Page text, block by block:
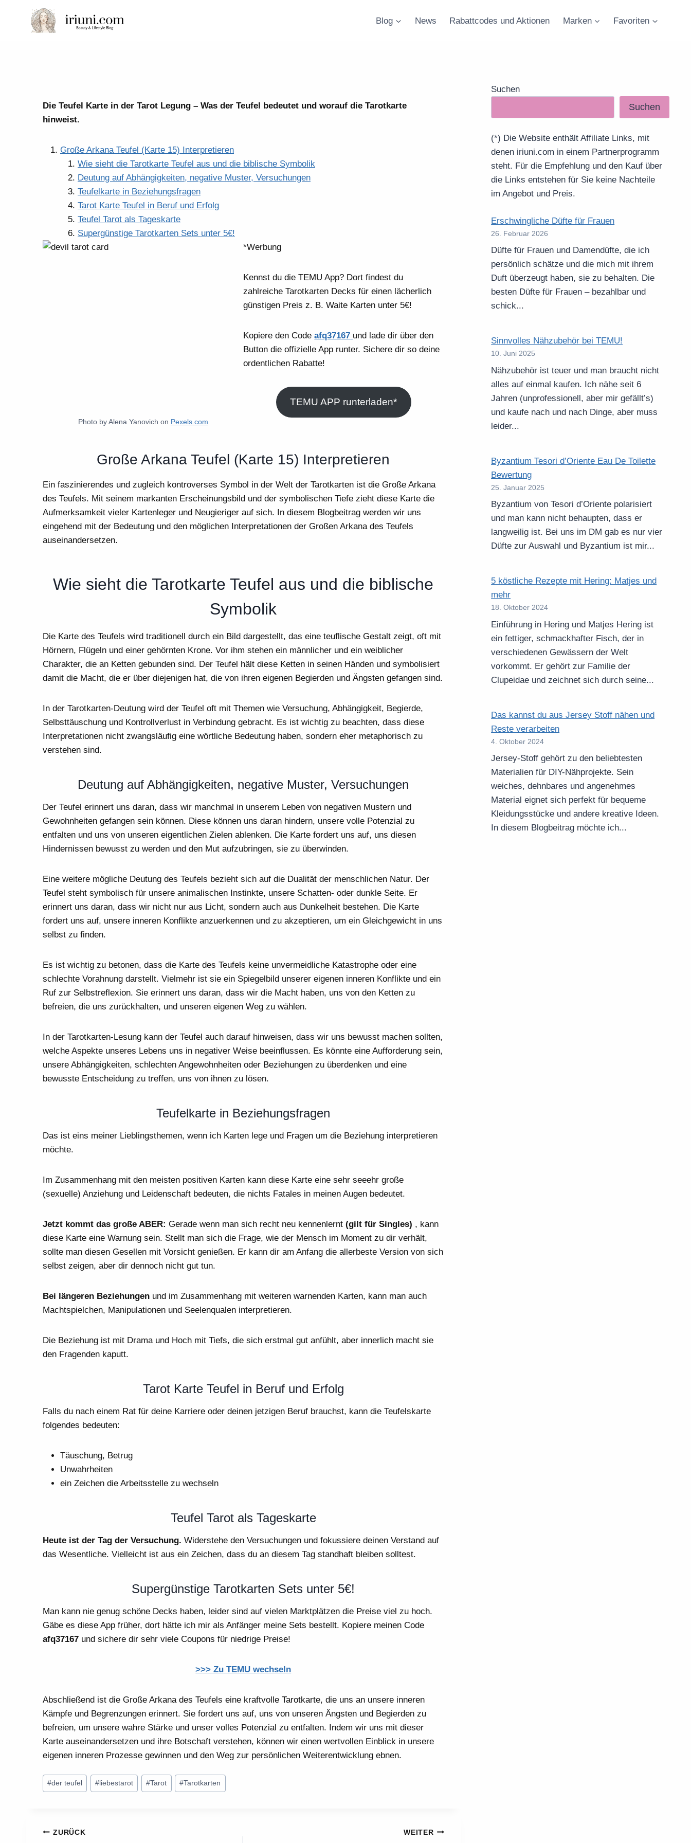
springen
Blog News Rabattcodes und Aktionen Marken Favoriten
Die Teufel Karte in der Tarot Legung – Was der Teufel bedeutet und worauf die Tarotkarte
hinweist.
Große Arkana Teufel (Karte 15) Interpretieren
Wie sieht die Tarotkarte Teufel aus und die biblische Symbolik
Deutung auf Abhängigkeiten, negative Muster, Versuchungen
Teufelkarte in Beziehungsfragen
Tarot Karte Teufel in Beruf und Erfolg
Teufel Tarot als Tageskarte
Supergünstige Tarotkarten Sets unter 5€!
Photo by Alena Yanovich on Pexels.com
*Werbung
Kennst du die TEMU App? Dort findest du
zahlreiche Tarotkarten Decks für einen lächerlich
günstigen Preis z. B. Waite Karten unter 5€!
Kopiere den Codeafq37167 und lade dir über den
Button die offizielle App runter. Sichere dir so deine
ordentlichen Rabatte!
TEMU APP runterladen*
Große Arkana Teufel (Karte 15) Interpretieren
Ein faszinierendes und zugleich kontroverses Symbol in der Welt der Tarotkarten ist die Große Arkana
des Teufels. Mit seinem markanten Erscheinungsbild und der symbolischen Tiefe zieht diese Karte die
Aufmerksamkeit vieler Kartenleger und Neugieriger auf sich. In diesem Blogbeitrag werden wir uns
eingehend mit der Bedeutung und den möglichen Interpretationen der Großen Arkana des Teufels
auseinandersetzen.
Wie sieht die Tarotkarte Teufel aus und die biblische
Symbolik
Die Karte des Teufels wird traditionell durch ein Bild dargestellt, das eine teuflische Gestalt zeigt, oft mit
Hörnern, Flügeln und einer gehörnten Krone. Vor ihm stehen ein männlicher und ein weiblicher
Charakter, die an Ketten gebunden sind. Der Teufel hält diese Ketten in seinen Händen und symbolisiert
damit die Macht, die er über diejenigen hat, die von ihren eigenen Begierden und Ängsten gefangen sind.
In der Tarotkarten-Deutung wird der Teufel oft mit Themen wie Versuchung, Abhängigkeit, Begierde,
Selbsttäuschung und Kontrollverlust in Verbindung gebracht. Es ist wichtig zu beachten, dass diese
Interpretationen nicht zwangsläufig eine wörtliche Bedeutung haben, sondern eher metaphorisch zu
verstehen sind.
Deutung auf Abhängigkeiten, negative Muster, Versuchungen
Der Teufel erinnert uns daran, dass wir manchmal in unserem Leben von negativen Mustern und
Gewohnheiten gefangen sein können. Diese können uns daran hindern, unsere volle Potenzial zu
entfalten und uns von unseren eigentlichen Zielen ablenken. Die Karte fordert uns auf, uns diesen
Hindernissen bewusst zu werden und den Mut aufzubringen, sie zu überwinden.
Eine weitere mögliche Deutung des Teufels bezieht sich auf die Dualität der menschlichen Natur. Der
Teufel steht symbolisch für unsere animalischen Instinkte, unsere Schatten- oder dunkle Seite. Er
erinnert uns daran, dass wir nicht nur aus Licht, sondern auch aus Dunkelheit bestehen. Die Karte
fordert uns auf, unsere inneren Konflikte anzuerkennen und zu akzeptieren, um ein Gleichgewicht in uns
selbst zu finden.
Es ist wichtig zu betonen, dass die Karte des Teufels keine unvermeidliche Katastrophe oder eine
schlechte Vorahnung darstellt. Vielmehr ist sie ein Spiegelbild unserer eigenen inneren Konflikte und ein
Ruf zur Selbstreflexion. Sie erinnert uns daran, dass wir die Macht haben, uns von den Ketten zu
befreien, die uns zurückhalten, und unseren eigenen Weg zu wählen.
In der Tarotkarten-Lesung kann der Teufel auch darauf hinweisen, dass wir uns bewusst machen sollten,
welche Aspekte unseres Lebens uns in negativer Weise beeinflussen. Es könnte eine Aufforderung sein,
unsere Abhängigkeiten, schlechten Angewohnheiten oder Beziehungen zu überdenken und eine
bewusste Entscheidung zu treffen, uns von ihnen zu lösen.
Teufelkarte in Beziehungsfragen
Das ist eins meiner Lieblingsthemen, wenn ich Karten lege und Fragen um die Beziehung interpretieren
möchte.
Im Zusammenhang mit den meisten positiven Karten kann diese Karte eine sehr seeehr große
(sexuelle) Anziehung und Leidenschaft bedeuten, die nichts Fatales in meinen Augen bedeutet.
Jetzt kommt das große ABER: Gerade wenn man sich recht neu kennenlernt (gilt für Singles) , kann
diese Karte eine Warnung sein. Stellt man sich die Frage, wie der Mensch im Moment zu dir verhält,
sollte man diesen Gesellen mit Vorsicht genießen. Er kann dir am Anfang die allerbeste Version von sich
selbst zeigen, aber dir dennoch nicht gut tun.
Bei längeren Beziehungen und im Zusammenhang mit weiteren warnenden Karten, kann man auch
Machtspielchen, Manipulationen und Seelenqualen interpretieren.
Die Beziehung ist mit Drama und Hoch mit Tiefs, die sich erstmal gut anfühlt, aber innerlich macht sie
den Fragenden kaputt.
Tarot Karte Teufel in Beruf und Erfolg
Falls du nach einem Rat für deine Karriere oder deinen jetzigen Beruf brauchst, kann die Teufelskarte
folgendes bedeuten:
Täuschung, Betrug
Unwahrheiten
ein Zeichen die Arbeitsstelle zu wechseln
Teufel Tarot als Tageskarte
Heute ist der Tag der Versuchung. Widerstehe den Versuchungen und fokussiere deinen Verstand auf
das Wesentliche. Vielleicht ist aus ein Zeichen, dass du an diesem Tag standhaft bleiben solltest.
Supergünstige Tarotkarten Sets unter 5€!
Man kann nie genug schöne Decks haben, leider sind auf vielen Marktplätzen die Preise viel zu hoch.
Gäbe es diese App früher, dort hätte ich mir als Anfänger meine Sets bestellt. Kopiere meinen Code
afq37167 und sichere dir sehr viele Coupons für niedrige Preise!
>>> Zu TEMU wechseln
Abschließend ist die Große Arkana des Teufels eine kraftvolle Tarotkarte, die uns an unsere inneren
Kämpfe und Begrenzungen erinnert. Sie fordert uns auf, uns von unseren Ängsten und Begierden zu
befreien, um unsere wahre Stärke und unser volles Potenzial zu entfalten. Indem wir uns mit dieser
Karte auseinandersetzen und ihre Botschaft verstehen, können wir einen wertvollen Einblick in unsere
eigenen inneren Prozesse gewinnen und den Weg zur persönlichen Weiterentwicklung ebnen.
Schlagworte:
#der teufel # liebestarot #Tarot #Tarotkarten
Beitragsnavigation
ZURÜCK WEITER
Suchen
Suchen
(*) Die Website enthält Affiliate Links, mit
denen iriuni.com in einem Partnerprogramm
steht. Für die Empfehlung und den Kauf über
die Links entstehen für Sie keine Nachteile
im Angebot und Preis.
Erschwingliche Düfte für Frauen
26. Februar 2026
Düfte für Frauen und Damendüfte, die ich
persönlich schätze und die mich mit ihrem
Duft überzeugt haben, sie zu behalten. Die
besten Düfte für Frauen – bezahlbar und
schick...
Sinnvolles Nähzubehör bei TEMU!
10. Juni 2025
Nähzubehör ist teuer und man braucht nicht
alles auf einmal kaufen. Ich nähe seit 6
Jahren (unprofessionell, aber mir gefällt’s)
und kaufe nach und nach Dinge, aber muss
leider...
Byzantium Tesori d’Oriente Eau De Toilette
Bewertung
25. Januar 2025
Byzantium von Tesori d’Oriente polarisiert
und man kann nicht behaupten, dass er
langweilig ist. Bei uns im DM gab es nur vier
Düfte zur Auswahl und Byzantium ist mir...
5 köstliche Rezepte mit Hering: Matjes und
mehr
18. Oktober 2024
Einführung in Hering und Matjes Hering ist
ein fettiger, schmackhafter Fisch, der in
verschiedenen Gewässern der Welt
vorkommt. Er gehört zur Familie der
Clupeidae und zeichnet sich durch seine...
Das kannst du aus Jersey Stoff nähen und
Reste verarbeiten
4. Oktober 2024
Jersey-Stoff gehört zu den beliebtesten
Materialien für DIY-Nähprojekte. Sein
weiches, dehnbares und angenehmes
Material eignet sich perfekt für bequeme
Kleidungsstücke und andere kreative Ideen.
In diesem Blogbeitrag möchte ich...